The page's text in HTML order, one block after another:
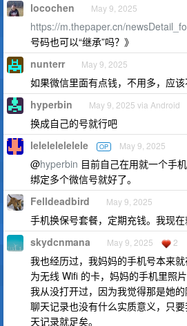
locochen May 9, 2025
https://m.thepaper.cn/
号码也可以“继承”吗？》
nunterr May 9, 2025
如果微信里面有点钱，不用多，应
hyperbin May 9, 2025 via Android
换成自己的号就行吧
lelelelelelele OP May 9, 2025
@hyperbin 目前自己在用就一个手
绑定多个微信号就好了。
Felldeadbird May 9, 2025
手机换保号套餐，定期充钱。我现在
skydcnmana May 9, 2025 2
我也经历过，我妈妈的手机号本来
为无线 Wifi 的卡，妈妈的手机里照
我从没打开过，因为我觉得那是她
聊天记录也没有什么实质意义，只
天记录就足矣。